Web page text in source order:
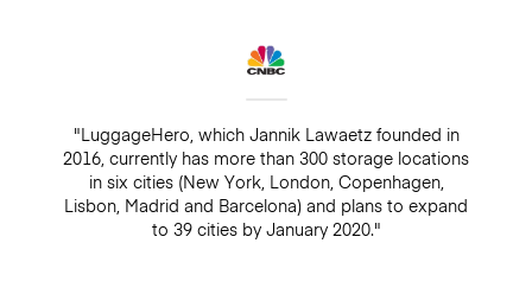
"LuggageHero, which Jannik Lawaetz founded in
2016, currently has more than 300 storage locations
in six cities (New York, London, Copenhagen,
Lisbon, Madrid and Barcelona) and plans to expand
to 39 cities by January 2020."